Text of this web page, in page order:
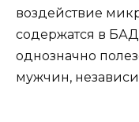
воздействие
содержатся в
однозначно
мужчин,